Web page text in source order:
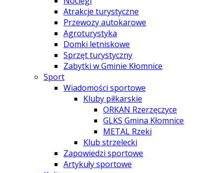
Atrakcje turystyczne
Przewozy autokarowe
Agroturystyka
Domki letniskowe
Sprzęt turystyczny
Zabytki w Gminie Kłomnice
Sport
Wiadomości sportowe
Kluby piłkarskie
ORKAN Rzerzęczyce
GLKS Gmina Kłomnice
METAL Rzeki
Klub strzelecki
Zapowiedzi sportowe
Artykuły sportowe